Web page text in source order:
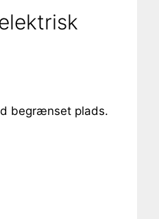
begrænset plads.